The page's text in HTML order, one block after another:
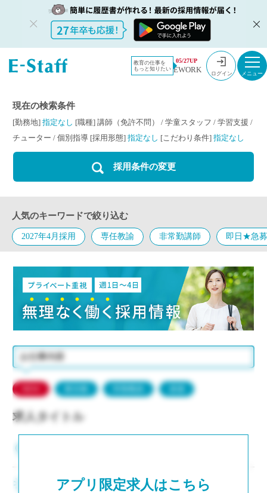
教育の仕事を
もっと知りたい
05/27UP
EWORK ログイン
教員採用情
報のイー・
TOP
講師（免許
不問） / 学童
現在の検索条件
[勤務地] 指定なし [職種] 講師（免許不問） / 学童スタッフ / 学習支援 /
チューター / 個別指導 [採用形態] 指定なし [こだわり条件] 指定なし
採用条件の変更
人気のキーワードで絞り込む
2027年4月採用 専任教諭 非常勤講師 即日★急
アプリ限定求人はこちら
求人タイトル
求人テキスト